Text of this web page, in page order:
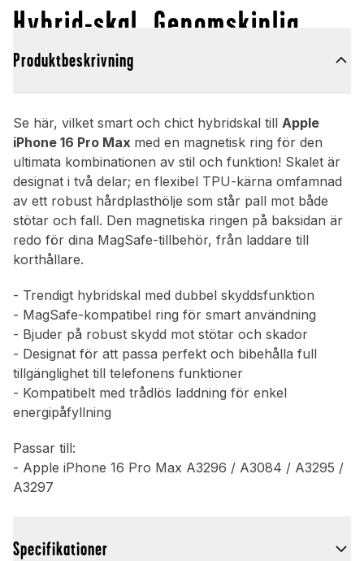
Hybrid-skal, Genomskinlig
Produktbeskrivning
Se här, vilket smart och chict hybridskal till Apple
iPhone 16 Pro Max med en magnetisk ring för den
ultimata kombinationen av stil och funktion! Skalet är
designat i två delar; en flexibel TPU-kärna omfamnad
av ett robust hårdplasthölje som står pall mot både
stötar och fall. Den magnetiska ringen på baksidan är
redo för dina MagSafe-tillbehör, från laddare till
korthållare.
- Trendigt hybridskal med dubbel skyddsfunktion
- MagSafe-kompatibel ring för smart användning
- Bjuder på robust skydd mot stötar och skador
- Designat för att passa perfekt och bibehålla full
tillgänglighet till telefonens funktioner
- Kompatibelt med trådlös laddning för enkel
energipåfyllning
Passar till:
- Apple iPhone 16 Pro Max A3296 / A3084 / A3295 /
A3297
Specifikationer